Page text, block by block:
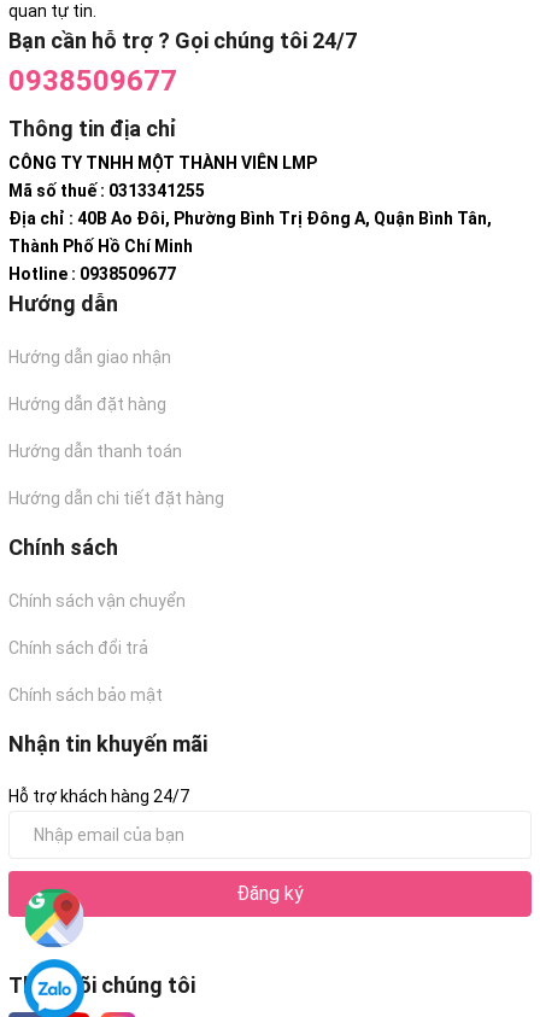
quan tự tin.
Bạn cần hỗ trợ ? Gọi chúng tôi 24/7
0938509677
Thông tin địa chỉ
CÔNG TY TNHH MỘT THÀNH VIÊN LMP
Mã số thuế : 0313341255
Địa chỉ : 40B Ao Đôi, Phường Bình Trị Đông A, Quận Bình Tân,
Thành Phố Hồ Chí Minh
Hotline : 0938509677
Hướng dẫn
Hướng dẫn giao nhận
Hướng dẫn đặt hàng
Hướng dẫn thanh toán
Hướng dẫn chi tiết đặt hàng
Chính sách
Chính sách vận chuyển
Chính sách đổi trả
Chính sách bảo mật
Nhận tin khuyến mãi
Hỗ trợ khách hàng 24/7
Đăng ký
Theo dõi chúng tôi